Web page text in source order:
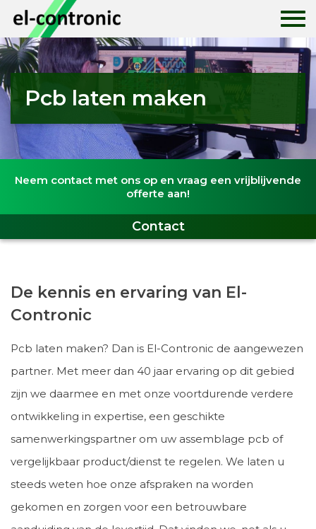
Home
Historie
Print ontwerpen
Printplaten
Contact
Pcb laten maken
Neem contact met ons op en vraag een vrijblijvende
offerte aan!
Contact
De kennis en ervaring van El-
Contronic
Pcb laten maken? Dan is El-Contronic de aangewezen
partner. Met meer dan 40 jaar ervaring op dit gebied
zijn we daarmee en met onze voortdurende verdere
ontwikkeling in expertise, een geschikte
samenwerkingspartner om uw assemblage pcb of
vergelijkbaar product/dienst te regelen. We laten u
steeds weten hoe onze afspraken na worden
gekomen en zorgen voor een betrouwbare